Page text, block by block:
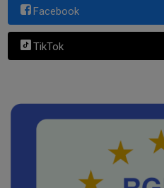
Facebook
TikTok